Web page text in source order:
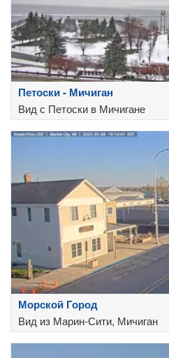
Петоски - Мичиган
Вид с Петоски в Мичигане
Морской Город
Вид из Марин-Сити, Мичиган